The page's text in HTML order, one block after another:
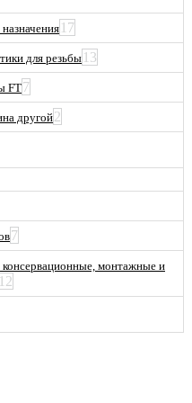
17
для резьбы 13
FT7
другой2
7
консервационные, монтажные и
12